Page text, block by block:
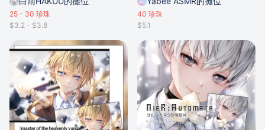
25 - 30 珍珠
$3.2 - $3.8
40 珍珠
$5.1